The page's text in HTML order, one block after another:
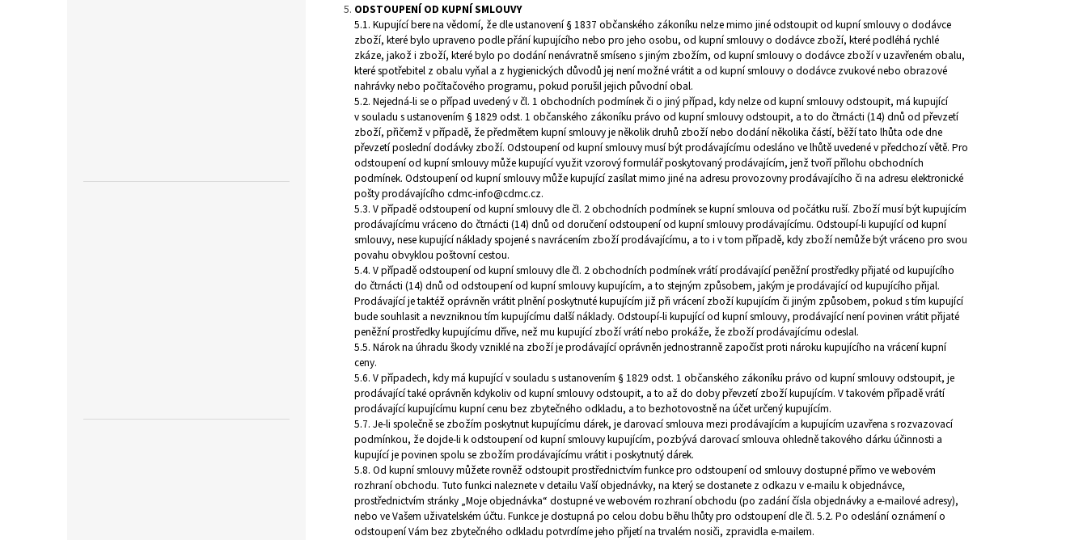
ODSTOUPENÍ OD KUPNÍ SMLOUVY
5.1. Kupující bere na vědomí, že dle ustanovení § 1837 občanského zákoníku nelze mimo jiné odstoupit od kupní smlouvy o dodávce
zboží, které bylo upraveno podle přání kupujícího nebo pro jeho osobu, od kupní smlouvy o dodávce zboží, které podléhá rychlé
zkáze, jakož i zboží, které bylo po dodání nenávratně smíseno s jiným zbožím, od kupní smlouvy o dodávce zboží v uzavřeném obalu,
které spotřebitel z obalu vyňal a z hygienických důvodů jej není možné vrátit a od kupní smlouvy o dodávce zvukové nebo obrazové
nahrávky nebo počítačového programu, pokud porušil jejich původní obal.
5.2. Nejedná-li se o případ uvedený v čl. 1 obchodních podmínek či o jiný případ, kdy nelze od kupní smlouvy odstoupit, má kupující
v souladu s ustanovením § 1829 odst. 1 občanského zákoníku právo od kupní smlouvy odstoupit, a to do čtrnácti (14) dnů od převzetí
zboží, přičemž v případě, že předmětem kupní smlouvy je několik druhů zboží nebo dodání několika částí, běží tato lhůta ode dne
převzetí poslední dodávky zboží. Odstoupení od kupní smlouvy musí být prodávajícímu odesláno ve lhůtě uvedené v předchozí větě. Pro
odstoupení od kupní smlouvy může kupující využit vzorový formulář poskytovaný prodávajícím, jenž tvoří přílohu obchodních
podmínek. Odstoupení od kupní smlouvy může kupující zasílat mimo jiné na adresu provozovny prodávajícího či na adresu elektronické
pošty prodávajícího cdmc-info@cdmc.cz.
5.3. V případě odstoupení od kupní smlouvy dle čl. 2 obchodních podmínek se kupní smlouva od počátku ruší. Zboží musí být kupujícím
prodávajícímu vráceno do čtrnácti (14) dnů od doručení odstoupení od kupní smlouvy prodávajícímu. Odstoupí-li kupující od kupní
smlouvy, nese kupující náklady spojené s navrácením zboží prodávajícímu, a to i v tom případě, kdy zboží nemůže být vráceno pro svou
povahu obvyklou poštovní cestou.
5.4. V případě odstoupení od kupní smlouvy dle čl. 2 obchodních podmínek vrátí prodávající peněžní prostředky přijaté od kupujícího
do čtrnácti (14) dnů od odstoupení od kupní smlouvy kupujícím, a to stejným způsobem, jakým je prodávající od kupujícího přijal.
Prodávající je taktéž oprávněn vrátit plnění poskytnuté kupujícím již při vrácení zboží kupujícím či jiným způsobem, pokud s tím kupující
bude souhlasit a nevzniknou tím kupujícímu další náklady. Odstoupí-li kupující od kupní smlouvy, prodávající není povinen vrátit přijaté
peněžní prostředky kupujícímu dříve, než mu kupující zboží vrátí nebo prokáže, že zboží prodávajícímu odeslal.
5.5. Nárok na úhradu škody vzniklé na zboží je prodávající oprávněn jednostranně započíst proti nároku kupujícího na vrácení kupní
ceny.
5.6. V případech, kdy má kupující v souladu s ustanovením § 1829 odst. 1 občanského zákoníku právo od kupní smlouvy odstoupit, je
prodávající také oprávněn kdykoliv od kupní smlouvy odstoupit, a to až do doby převzetí zboží kupujícím. V takovém případě vrátí
prodávající kupujícímu kupní cenu bez zbytečného odkladu, a to bezhotovostně na účet určený kupujícím.
5.7. Je-li společně se zbožím poskytnut kupujícímu dárek, je darovací smlouva mezi prodávajícím a kupujícím uzavřena s rozvazovací
podmínkou, že dojde-li k odstoupení od kupní smlouvy kupujícím, pozbývá darovací smlouva ohledně takového dárku účinnosti a
kupující je povinen spolu se zbožím prodávajícímu vrátit i poskytnutý dárek.
5.8. Od kupní smlouvy můžete rovněž odstoupit prostřednictvím funkce pro odstoupení od smlouvy dostupné přímo ve webovém
rozhraní obchodu. Tuto funkci naleznete v detailu Vaší objednávky, na který se dostanete z odkazu v e-mailu k objednávce,
prostřednictvím stránky „Moje objednávka“ dostupné ve webovém rozhraní obchodu (po zadání čísla objednávky a e-mailové adresy),
nebo ve Vašem uživatelském účtu. Funkce je dostupná po celou dobu běhu lhůty pro odstoupení dle čl. 5.2. Po odeslání oznámení o
odstoupení Vám bez zbytečného odkladu potvrdíme jeho přijetí na trvalém nosiči, zpravidla e-mailem.